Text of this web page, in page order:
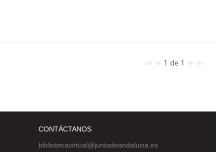
1 de 1
CONTÁCTANOS
bibliotecavirtual@juntadeandalucia.es